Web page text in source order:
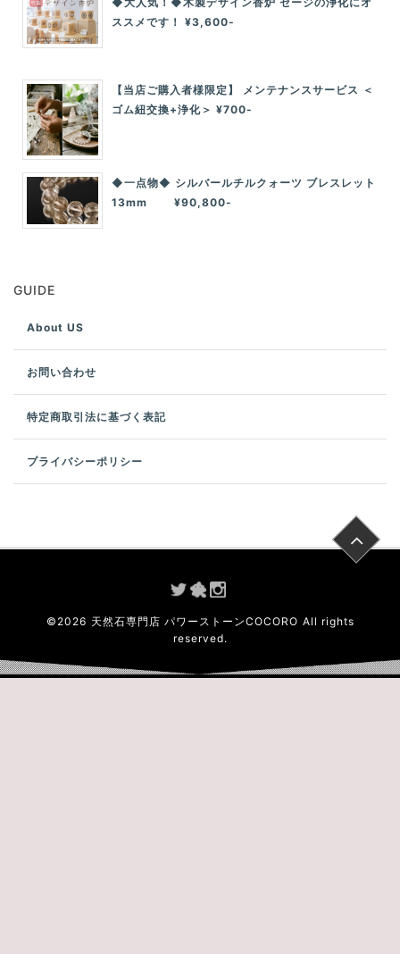
ススメです！ ¥3,600-
【当店ご購入者様限定】 メンテナンスサービス ＜
ゴム紐交換+浄化＞ ¥700-
◆一点物◆ シルバールチルクォーツ ブレスレット
13mm ¥90,800-
GUIDE
About US
お問い合わせ
特定商取引法に基づく表記
プライバシーポリシー
© 2026 天然石専門店 パワーストーンCOCORO All rights
reserved.